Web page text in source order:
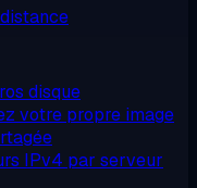
disque
votre propre image
IPv4 par serveur